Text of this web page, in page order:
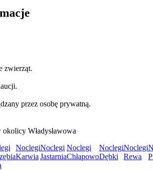
zwierząt.
przez osobę prywatną.
Władysławowa
Noclegi
Karwia
Noclegi
Jastarnia
Noclegi
Chłapowo
Noclegi
Dębki
Noclegi
Rewa